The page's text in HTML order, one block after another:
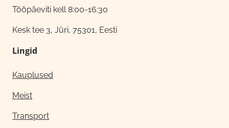
Tööpäeviti kell 8:00-16:30
Kesk tee 3, Jüri, 75301, Eesti
Lingid
Kauplused
Meist
Transport